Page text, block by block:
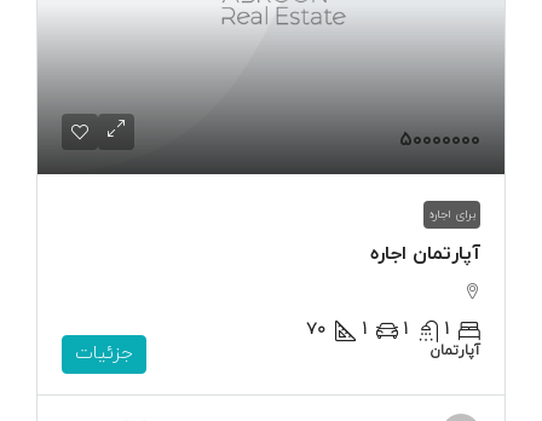
۵۰۰۰۰۰۰۰
برای اجاره
آپارتمان اجاره
1
1
1 ۷۰
آپارتمان جزئیات